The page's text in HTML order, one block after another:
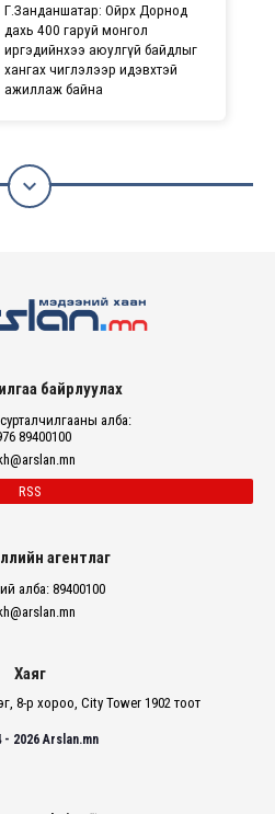
Г.Занданшатар: Ойрх Дорнод
дахь 400 гаруй монгол
иргэдийнхээ аюулгүй байдлыг
хангах чиглэлээр идэвхтэй
ажиллаж байна

байрлуулах
алба:
89400100
RSS
агентлаг
алба: 89400100
Хаяг
8-р хороо, City Tower 1902 тоот
- 2026 Arslan.mn